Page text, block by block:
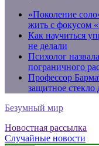
«Поколение
жить с фокусом
Как научиться
не делали
Психолог
пограничного
Профессор
защитное стекло
Безумный мир
Новостная рассылка
Случайные новости